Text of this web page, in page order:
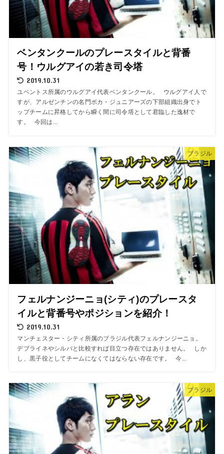
ベンタンクールのプレースタイルと背番
号！ウルグアイの若き司令塔
2019.10.31
ユベントス所属のウルグアイ代表ベンタンクール。 ウルグアイ人で
すが、アルゼンチンの名門ボカ・ジュニアーズの下部組織出身でト
ップチームに昇格してから瞬く間に司令塔として君臨した逸材で
す。 今回は...
ブラジル
フェルナンジーニョ(シティ)のプレースタ
イルと背番号やポジションを紹介！
2019.10.31
マンチェスター・シティ所属のブラジル代表フェルナンジーニョ。
デブライネやシルバと比較すれば目立つ存在ではありません。 しか
し、黒子役としてチームになくてはならない存在です。 今...
ブラジル